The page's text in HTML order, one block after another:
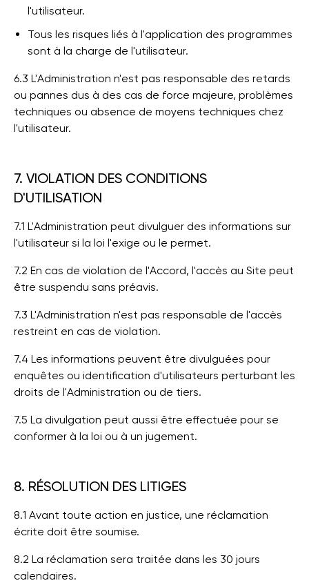
l'utilisateur.
Tous les risques liés à l'application des programmes
sont à la charge de l'utilisateur.
6.3 L'Administration n'est pas responsable des retards
ou pannes dus à des cas de force majeure, problèmes
techniques ou absence de moyens techniques chez
l'utilisateur.
7. VIOLATION DES CONDITIONS
D'UTILISATION
7.1 L'Administration peut divulguer des informations sur
l'utilisateur si la loi l'exige ou le permet.
7.2 En cas de violation de l'Accord, l'accès au Site peut
être suspendu sans préavis.
7.3 L'Administration n'est pas responsable de l'accès
restreint en cas de violation.
7.4 Les informations peuvent être divulguées pour
enquêtes ou identification d'utilisateurs perturbant les
droits de l'Administration ou de tiers.
7.5 La divulgation peut aussi être effectuée pour se
conformer à la loi ou à un jugement.
8. RÉSOLUTION DES LITIGES
8.1 Avant toute action en justice, une réclamation
écrite doit être soumise.
8.2 La réclamation sera traitée dans les 30 jours
calendaires.